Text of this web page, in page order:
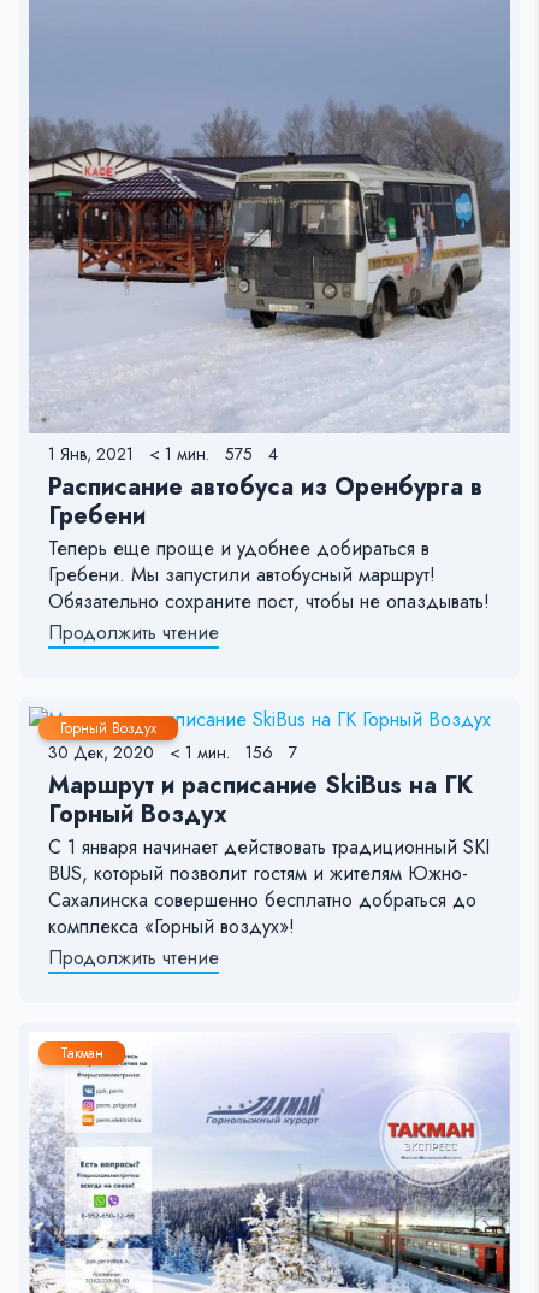
1 Янв, 2021 < 1 мин. 575 4
Расписание автобуса из Оренбурга в
Гребени
Теперь еще проще и удобнее добираться в
Гребени. Мы запустили автобусный маршрут!
Обязательно сохраните пост, чтобы не опаздывать!
Продолжить чтение
Горный Воздух
30 Дек, 2020 < 1 мин. 156 7
Маршрут и расписание SkiBus на ГК
Горный Воздух
С 1 января начинает действовать традиционный SKI
BUS, который позволит гостям и жителям Южно-
Сахалинска совершенно бесплатно добраться до
комплекса «Горный воздух»!
Продолжить чтение
Такман